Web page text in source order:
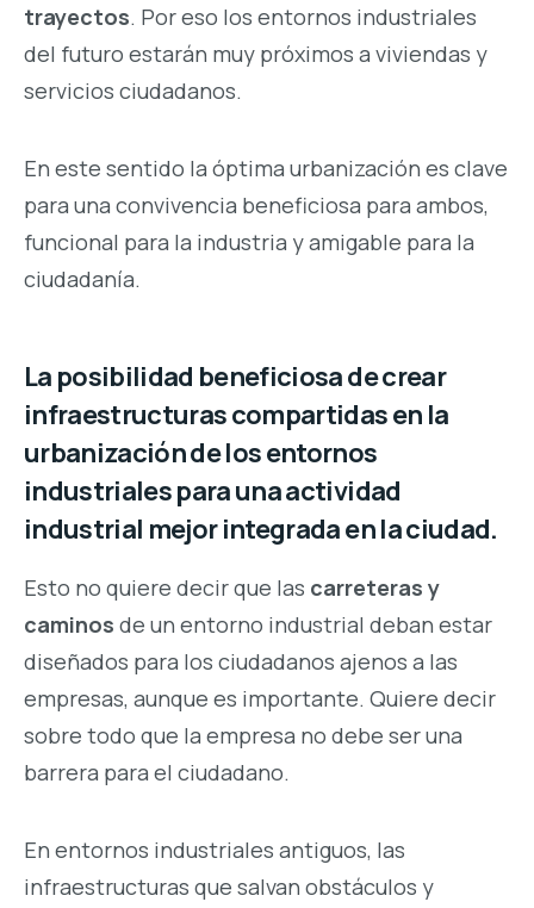
trayectos. Por eso los entornos industriales
del futuro estarán muy próximos a viviendas y
servicios ciudadanos.
En este sentido la óptima urbanización es clave
para una convivencia beneficiosa para ambos,
funcional para la industria y amigable para la
ciudadanía.
La posibilidad beneficiosa de crear
infraestructuras compartidas en la
urbanización de los entornos
industriales para una actividad
industrial mejor integrada en la ciudad.
Esto no quiere decir que las carreteras y
caminos de un entorno industrial deban estar
diseñados para los ciudadanos ajenos a las
empresas, aunque es importante. Quiere decir
sobre todo que la empresa no debe ser una
barrera para el ciudadano.
En entornos industriales antiguos, las
infraestructuras que salvan obstáculos y